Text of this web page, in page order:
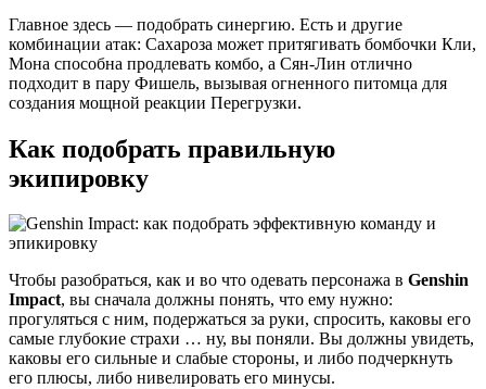
Главное здесь — подобрать синергию. Есть и другие
комбинации атак: Сахароза может притягивать бомбочки Кли,
Мона способна продлевать комбо, а Сян-Лин отлично
подходит в пару Фишель, вызывая огненного питомца для
создания мощной реакции Перегрузки.
Как подобрать правильную
экипировку
Чтобы разобраться, как и во что одевать персонажа в Genshin
Impact, вы сначала должны понять, что ему нужно:
прогуляться с ним, подержаться за руки, спросить, каковы его
самые глубокие страхи … ну, вы поняли. Вы должны увидеть,
каковы его сильные и слабые стороны, и либо подчеркнуть
его плюсы, либо нивелировать его минусы.